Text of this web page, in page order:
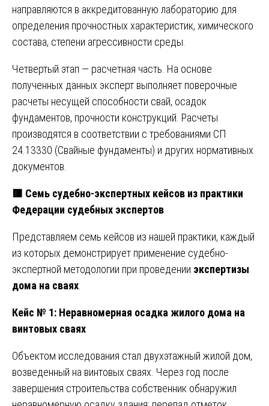
направляются в аккредитованную лабораторию для
определения прочностных характеристик, химического
состава, степени агрессивности среды.
Четвертый этап — расчетная часть. На основе
полученных данных эксперт выполняет поверочные
расчеты несущей способности свай, осадок
фундаментов, прочности конструкций. Расчеты
производятся в соответствии с требованиями СП
24.13330 (Свайные фундаменты) и других нормативных
документов.
🟥 Семь судебно-экспертных кейсов из практики
Федерации судебных экспертов
Представляем семь кейсов из нашей практики, каждый
из которых демонстрирует применение судебно-
экспертной методологии при проведении экспертизы
дома на сваях
Кейс № 1: Неравномерная осадка жилого дома на
винтовых сваях
Объектом исследования стал двухэтажный жилой дом,
возведенный на винтовых сваях. Через год после
завершения строительства собственник обнаружил